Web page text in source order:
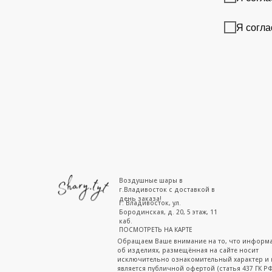
Я
г. Владивосток, ул.
Бородинская, д. 20, 5 этаж, 11
каб.
ПОСМОТРЕТЬ НА КАРТЕ
Воздушные шары в
г.Владивосток с доставкой в
день заказа!
Обращаем Ваше внимание на то, что
об изделиях, размещённая на сайте носит
исключительно ознакомительный характер и
является публичной офертой (статья 437 ГК